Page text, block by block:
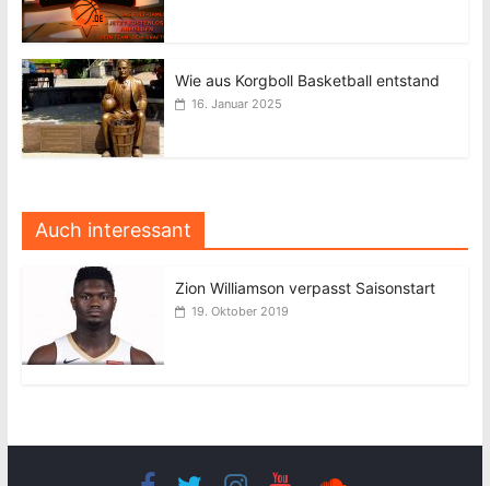
Wie aus Korgboll Basketball entstand
16. Januar 2025
Auch interessant
Zion Williamson verpasst Saisonstart
19. Oktober 2019